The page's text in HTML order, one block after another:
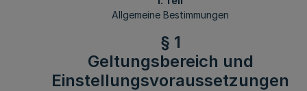
Allgemeine Bestimmungen
§ 1
Geltungsbereich und
Einstellungsvoraussetzungen